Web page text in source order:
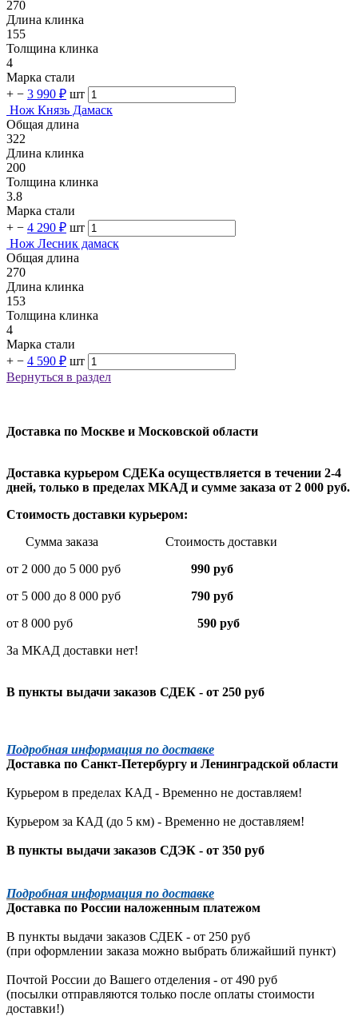
270
Длина клинка
155
Толщина клинка
4
Марка стали
+ − 3 990 ₽ шт
Нож Князь Дамаск
Общая длина
322
Длина клинка
200
Толщина клинка
3.8
Марка стали
+ − 4 290 ₽ шт
Нож Лесник дамаск
Общая длина
270
Длина клинка
153
Толщина клинка
4
Марка стали
+ − 4 590 ₽ шт
Вернуться в раздел
Доставка по Москве и Московской области
Доставка курьером СДЕКа осуществляется в течении 2-4
дней, только в пределах МКАД и сумме заказа от 2 000 руб.
Стоимость доставки курьером:
Сумма заказа Стоимость доставки
от 2 000 до 5 000 руб
990 руб
от 5 000 до 8 000 руб 790 руб
от 8 000 руб 590 руб
За МКАД доставки нет!
В пункты выдачи заказов СДЕК - от 250 руб
Подробная информация по доставке
Доставка по Санкт-Петербургу и Ленинградской области
Курьером в пределах КАД - Временно не доставляем!
Курьером за КАД (до 5 км) - Временно не доставляем!
В пункты выдачи заказов СДЭК - от 350 руб
Подробная информация по доставке
Доставка по России наложенным платежом
В пункты выдачи заказов СДЕК - от 250 руб
(при оформлении заказа можно выбрать ближайший пункт)
Почтой России до Вашего отделения - от 490 руб
(посылки отправляются только после оплаты стоимости
доставки!)